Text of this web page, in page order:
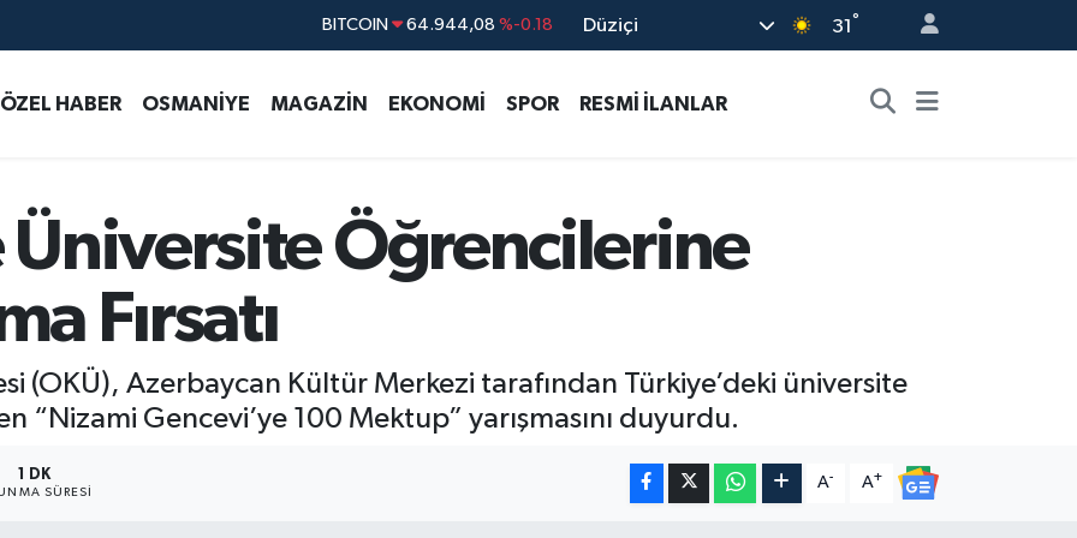
DOLAR 47,7436 %0.18
STERLİN 64,4811 %0.38
BITCOIN 64.944,08 %-0.18
Düziçi 31 °
ÖZEL HABER OSMANİYE MAGAZİN EKONOMİ SPOR RESMİ İLANLAR
Üniversite Öğrencilerine
Fırsatı
(OKÜ), Azerbaycan Kültür Merkezi tarafından Türkiye’deki üniversite
“Nizami Gencevi’ye 100 Mektup” yarışmasını duyurdu.
1 DK
SÜRESI
A- A+